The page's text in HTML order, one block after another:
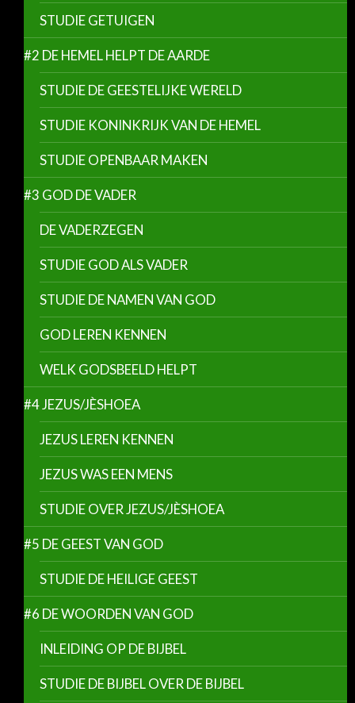
STUDIE GETUIGEN
#2 DE HEMEL HELPT DE AARDE
STUDIE DE GEESTELIJKE WERELD
STUDIE KONINKRIJK VAN DE HEMEL
STUDIE OPENBAAR MAKEN
#3 GOD DE VADER
DE VADERZEGEN
STUDIE GOD ALS VADER
STUDIE DE NAMEN VAN GOD
GOD LEREN KENNEN
WELK GODSBEELD HELPT
#4 JEZUS/JÈSHOEA
JEZUS LEREN KENNEN
JEZUS WAS EEN MENS
STUDIE OVER JEZUS/JÈSHOEA
#5 DE GEEST VAN GOD
STUDIE DE HEILIGE GEEST
#6 DE WOORDEN VAN GOD
INLEIDING OP DE BIJBEL
STUDIE DE BIJBEL OVER DE BIJBEL